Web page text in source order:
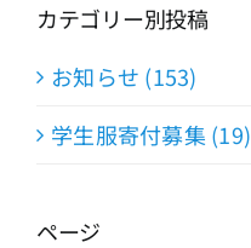
カテゴリー別投稿
お知らせ (153)
学生服寄付募集 (19)
ページ